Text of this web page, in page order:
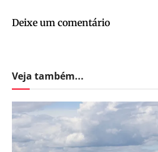
Deixe um comentário
Veja também...